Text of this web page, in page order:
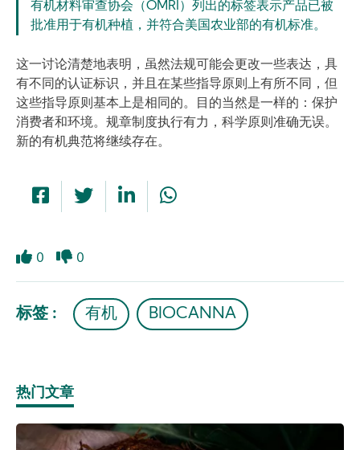
有机材料审查协会（OMRI）列出的标签表示产品已被
批准用于有机种植，并符合美国农业部的有机标准。
这一讨论清楚地表明，虽然法规可能会更改一些表达，具
有不同的认证标识，并且在某些指导原则上有所不同，但
这些指导原则基本上是相同的。目的当然是一样的：保护
消费者和环境。规章制度执行有力，科学原则准确无误。
新的有机典范将继续存在。
0 0
标签 : 有机 BIOCANNA
热门文章